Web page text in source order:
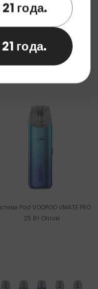
Система Pod AUPO S82 25 Вт
Pod VOOPOO VMATE PRO
25 Вт Оптом
года.
года.